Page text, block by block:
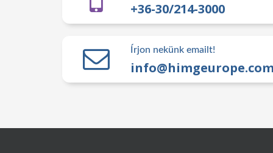
+36-30/214-3000
Írjon nekünk emailt!